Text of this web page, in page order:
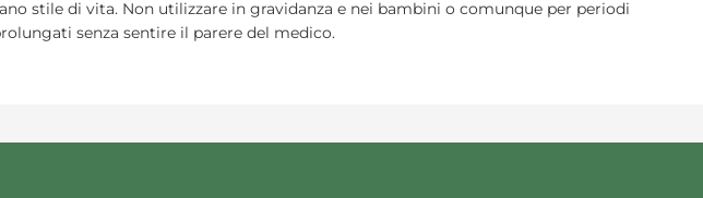
stile di vita. Non utilizzare in gravidanza e nei bambini o comunque per periodi
senza sentire il parere del medico.